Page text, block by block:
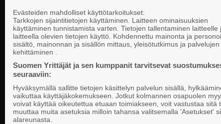
Valtakunnallista, alueellista ja paikallista
vaikuttamista pk-yrittäjien puolesta.
Suomen
PL 999,
Evästeiden mahdolliset käyttötarkoitukset:
Tarkkojen sijaintitietojen käyttäminen. Laitteen ominaisuuksien
käyttäminen tunnistamista varten. Tietojen tallentaminen laitteelle
laitteella olevien tietojen käyttö. Kohdennettu mainonta ja
sisältö, mainonnan ja sisällön mittaus, yleisötutkimus ja palvelujen
kehittäminen .
Suomen Yrittäjät ja sen kumppanit tarvitsevat
seuraaviin:
Hyväksymällä sallitte tietojen käsittelyn palvelun sisällä,
vaikuttaa käyttäjäkokemukseen. Jotkut kolmannen osapuolen
voivat käyttää oikeutettua etuaan toimiakseen, voit vastustaa sitä
muuttaa muita asetuksia milloin tahansa valitsemalla 'Asetukset'
alareunasta.